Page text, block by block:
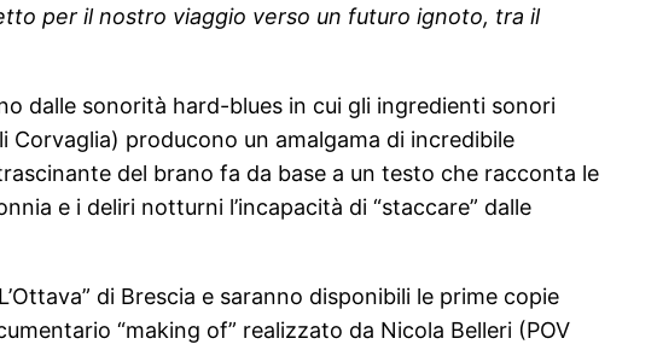
per il nostro viaggio verso un futuro ignoto, tra il
dalle sonorità hard-blues in cui gli ingredienti sonori
producono un amalgama di incredibile
del brano fa da base a un testo che racconta le
e i deliri notturni l’incapacità di “staccare” dalle
di Brescia e saranno disponibili le prime copie
“making of” realizzato da Nicola Belleri (POV